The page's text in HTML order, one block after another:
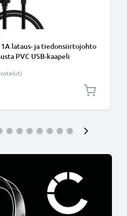
1A lataus- ja tiedonsiirtojohto
PVC USB-kaapeli